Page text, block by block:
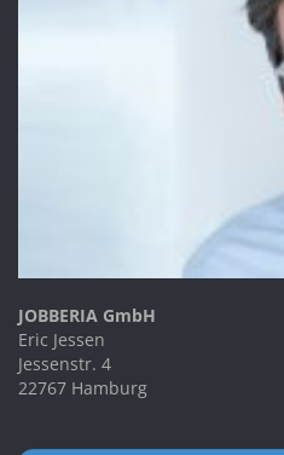
JOBBERIA GmbH
Eric Jessen
Jessenstr. 4
22767 Hamburg